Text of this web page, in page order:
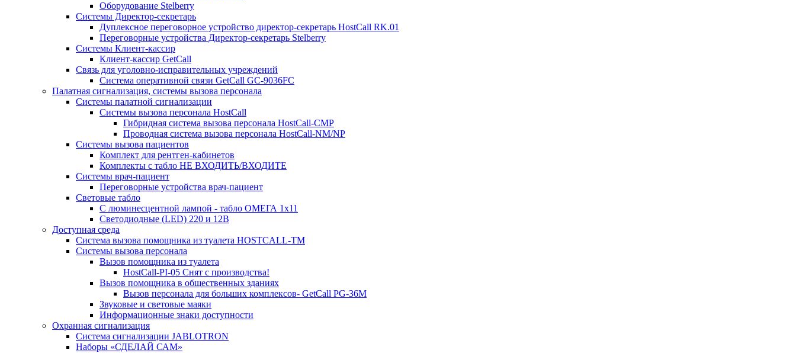
Оборудование Stelberry
Системы Директор-секретарь
Дуплексное переговорное устройство директор-секретарь HostCall RK.01
Переговорные устройства Директор-секретарь Stelberry
Системы Клиент-кассир
Клиент-кассир GetCall
Связь для уголовно-исправительных учреждений
Система оперативной связи GetCall GC-9036FC
Палатная сигнализация, системы вызова персонала
Системы палатной сигнализации
Системы вызова персонала HostCall
Гибридная система вызова персонала HostCall-CMP
Проводная система вызова персонала HostCall-NM/NP
Системы вызова пациентов
Комплект для рентген-кабинетов
Комплекты с табло НЕ ВХОДИТЬ/ВХОДИТЕ
Системы врач-пациент
Переговорные устройства врач-пациент
Световые табло
С люминесцентной лампой - табло ОМЕГА 1х11
Светодиодные (LED) 220 и 12В
Доступная среда
Система вызова помощника из туалета HOSTCALL-TM
Системы вызова персонала
Вызов помощника из туалета
HostCall-PI-05 Снят с производства!
Вызов помощника в общественных зданиях
Вызов персонала для больших комплексов- GetCall PG-36M
Звуковые и световые маяки
Информационные знаки доступности
Охранная сигнализация
Система сигнализации JABLOTRON
Наборы «СДЕЛАЙ САМ»